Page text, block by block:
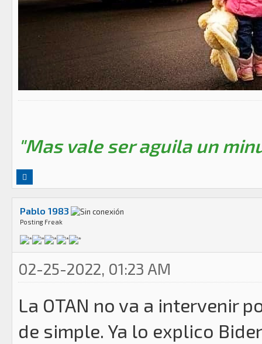
"Mas vale ser aguila un
Pablo 1983
Posting Freak
02-25-2022, 01:23 AM
La OTAN no va a intervenir
de simple. Ya lo explico